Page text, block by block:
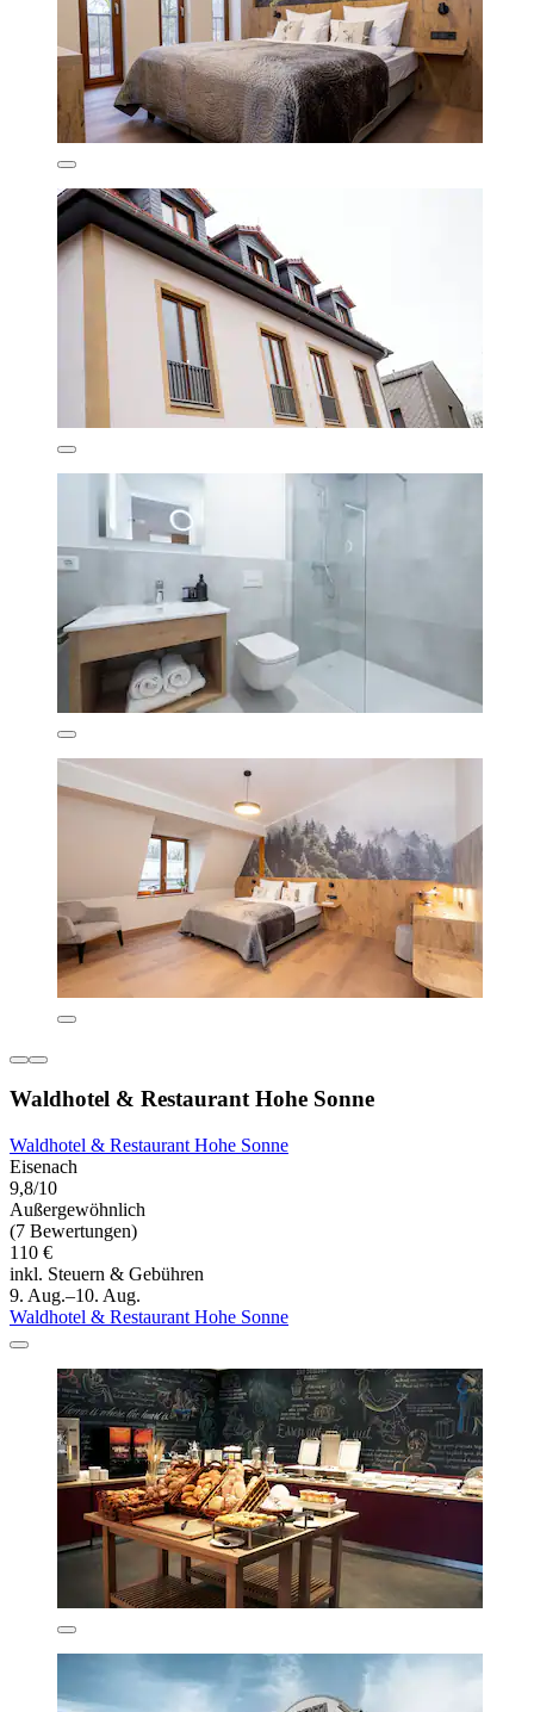
Waldhotel & Restaurant Hohe Sonne
Waldhotel & Restaurant Hohe Sonne
Eisenach
9,8/10
Außergewöhnlich
(7 Bewertungen)
110 €
inkl. Steuern & Gebühren
9. Aug.–10. Aug.
Waldhotel & Restaurant Hohe Sonne